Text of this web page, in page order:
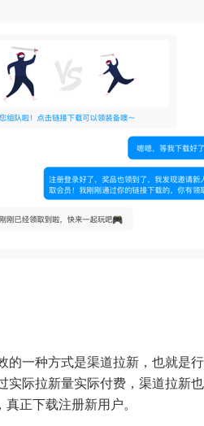
的一种方式是渠道拉新，也就是
实际拉新量实际付费，渠道拉新
正下载注册新用户。